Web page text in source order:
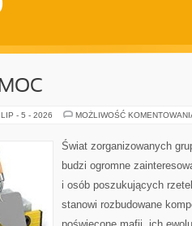
LIP - 5 - 2026 MOŻLIWOŚĆ
Świat zorganizowanych
budzi ogromne
i osób poszukujących
stanowi rozbudowane